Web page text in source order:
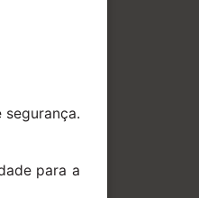
para a